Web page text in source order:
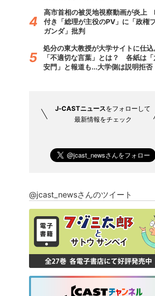
高市首相の被災地視察動画が炎上
付き「総理が主役のPV」に「政権
ガンダ」批判
処分の東大教授が大学サイトに仕
「不適切な言葉」とは？ 各紙は
安門」と報道も...大学側は説明拒否
J-CASTニュースをフォローして
最新情報をチェック
@jcast_newsさんのツイート